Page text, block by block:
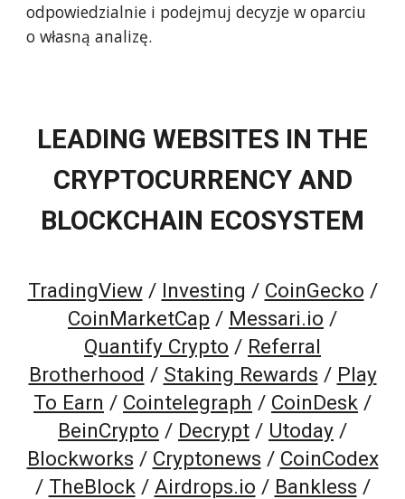
odpowiedzialnie i podejmuj decyzje w oparciu
o własną analizę.
LEADING WEBSITES IN THE
CRYPTOCURRENCY AND
BLOCKCHAIN ECOSYSTEM
TradingView/ Investing / CoinGecko /
CoinMarketCap / Messari.io /
Quantify Crypto / Referral
Brotherhood / Staking Rewards / Play
To Earn / Cointelegraph / CoinDesk /
BeinCrypto / Decrypt / Utoday /
Blockworks / Cryptonews / CoinCodex
/ TheBlock/ Airdrops.io / Bankless /